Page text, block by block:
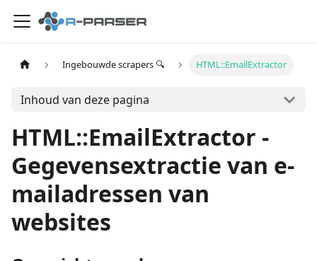
Ingebouwde scrapers 🔍 HTML::EmailExtractor
Inhoud van deze pagina
HTML::EmailExtractor -
Gegevensextractie van e-
mailadressen van
websites